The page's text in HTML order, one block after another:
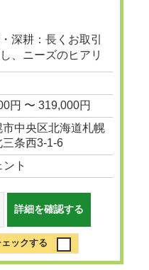
深耕：長くお取引
、ニーズのヒアリ
円 〜 319,000円
中央区北海道札幌
条西3-1-6
ト
詳細を確認する
ックする